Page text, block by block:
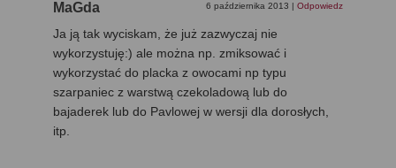
MaGda 6 października 2013 | Odpowiedz
Ja ją tak wyciskam, że już zazwyczaj nie
wykorzystuję:) ale można np. zmiksować i
wykorzystać do placka z owocami np typu
szarpaniec z warstwą czekoladową lub do
bajaderek lub do Pavlowej w wersji dla dorosłych,
itp.